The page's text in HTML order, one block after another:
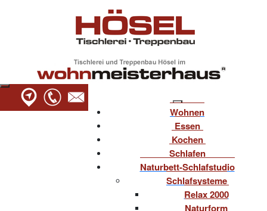
Wohnen
Essen
Kochen
Schlafen
Naturbett-Schlafstudio
Schlafsysteme
Relax 2000
Naturform